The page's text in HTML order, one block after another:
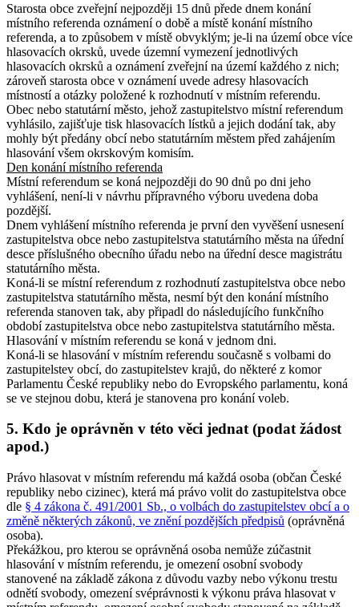
Starosta obce zveřejní nejpozději 15 dnů přede dnem konání
místního referenda oznámení o době a místě konání místního
referenda, a to způsobem v místě obvyklým; je-li na území obce více
hlasovacích okrsků, uvede územní vymezení jednotlivých
hlasovacích okrsků a oznámení zveřejní na území každého z nich;
zároveň starosta obce v oznámení uvede adresy hlasovacích
místností a otázky položené k rozhodnutí v místním referendu.
Obec nebo statutární město, jehož zastupitelstvo místní referendum
vyhlásilo, zajišťuje tisk hlasovacích lístků a jejich dodání tak, aby
mohly být předány obcí nebo statutárním městem před zahájením
hlasování všem okrskovým komisím.
Den konání místního referenda
Místní referendum se koná nejpozději do 90 dnů po dni jeho
vyhlášení, není-li v návrhu přípravného výboru uvedena doba
pozdější.
Dnem vyhlášení místního referenda je první den vyvěšení usnesení
zastupitelstva obce nebo zastupitelstva statutárního města na úřední
desce příslušného obecního úřadu nebo na úřední desce magistrátu
statutárního města.
Koná-li se místní referendum z rozhodnutí zastupitelstva obce nebo
zastupitelstva statutárního města, nesmí být den konání místního
referenda stanoven tak, aby připadl do následujícího funkčního
období zastupitelstva obce nebo zastupitelstva statutárního města.
Hlasování v místním referendu se koná v jednom dni.
Koná-li se hlasování v místním referendu současně s volbami do
zastupitelstev obcí, do zastupitelstev krajů, do některé z komor
Parlamentu České republiky nebo do Evropského parlamentu, koná
se ve stejnou dobu, která je stanovena pro konání voleb.
5. Kdo je oprávněn v této věci jednat (podat žádost
apod.)
Právo hlasovat v místním referendu má každá osoba (občan České
republiky nebo cizinec), která má právo volit do zastupitelstva obce
dle § 4 zákona č. 491/2001 Sb., o volbách do zastupitelstev obcí a o
změně některých zákonů, ve znění pozdějších předpisů (oprávněná
osoba).
Překážkou, pro kterou se oprávněná osoba nemůže zúčastnit
hlasování v místním referendu, je omezení osobní svobody
stanovené na základě zákona z důvodu vazby nebo výkonu trestu
odnětí svobody, omezení svéprávnosti k výkonu práva hlasovat v